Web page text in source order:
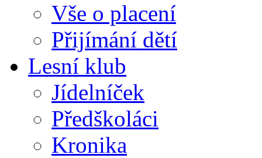
Vše o placení
Přijímání dětí
Lesní klub
Jídelníček
Předškoláci
Kronika